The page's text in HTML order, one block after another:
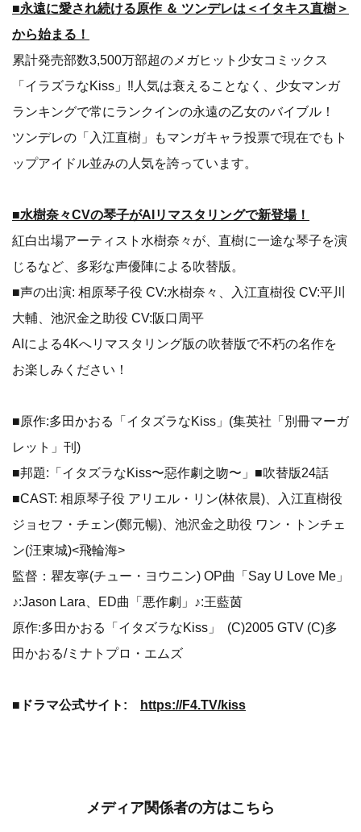
■永遠に愛され続ける原作 ＆ ツンデレは＜イタキス直樹＞
から始まる！
累計発売部数3,500万部超のメガヒット少女コミックス
「イラズラなKiss」‼️人気は衰えることなく、少女マンガ
ランキングで常にランクインの永遠の乙女のバイブル！
ツンデレの「入江直樹」もマンガキャラ投票で現在でもト
ップアイドル並みの人気を誇っています。
■水樹奈々CVの琴子がAIリマスタリングで新登場！
紅白出場アーティスト水樹奈々が、直樹に一途な琴子を演
じるなど、多彩な声優陣による吹替版。
■声の出演: 相原琴子役 CV:水樹奈々、入江直樹役 CV:平川
大輔、池沢金之助役 CV:阪口周平
AIによる4Kへリマスタリング版の吹替版で不朽の名作を
お楽しみください！
■原作:多田かおる「イタズラなKiss」(集英社「別冊マーガ
レット」刊)
■邦題:「イタズラなKiss〜惡作劇之吻〜」■吹替版24話
■CAST: 相原琴子役 アリエル・リン(林依晨)、入江直樹役
ジョセフ・チェン(鄭元暢)、池沢金之助役 ワン・トンチェ
ン(汪東城)<飛輪海>
監督：瞿友寧(チュー・ヨウニン) OP曲「Say U Love Me」
♪:Jason Lara、ED曲「悪作劇」♪:王藍茵
原作:多田かおる「イタズラなKiss」 (C)2005 GTV (C)多
田かおる/ミナトプロ・エムズ
■ドラマ公式サイト: https://F4.TV/kiss
メディア関係者の方はこちら